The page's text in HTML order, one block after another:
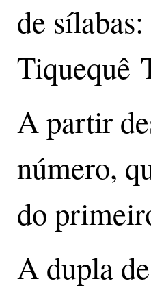
de
Tiquequê
A partir
número,
do
A dupla